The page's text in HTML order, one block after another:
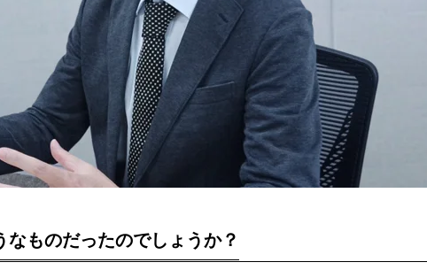
ものだったのでしょうか？